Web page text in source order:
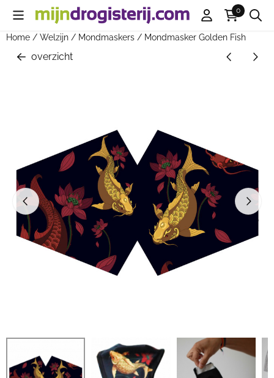
Cookievoorkeuren zijn beschikbaar. Kies instellingen of sta
0
Home / Welzijn / Mondmaskers / Mondmasker Golden Fish
overzicht